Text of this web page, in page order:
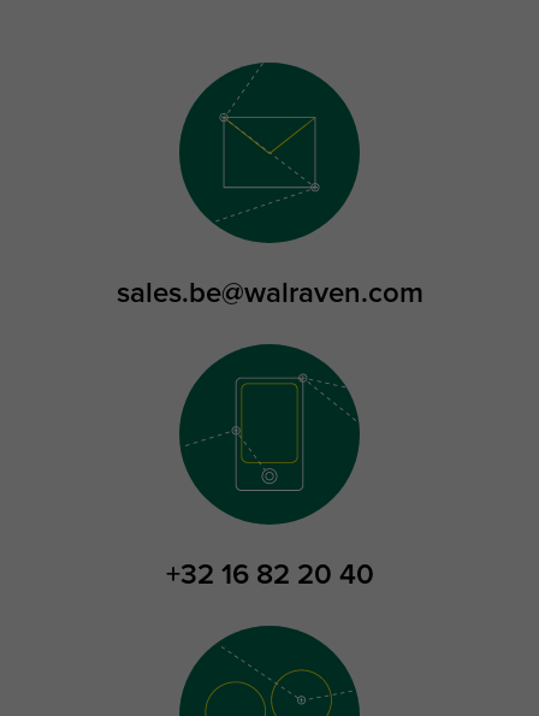
sales.be@walraven.com
+32 16 82 20 40